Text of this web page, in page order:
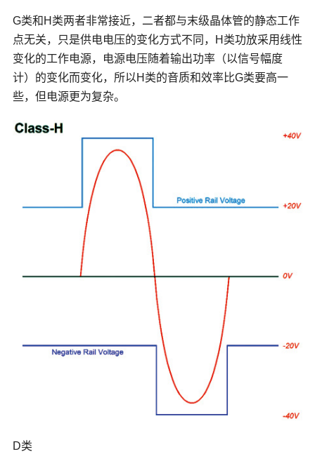
G类和H类两者非常接近，二者都与末级晶体管的静态工作
点无关，只是供电电压的变化方式不同，H类功放采用线性
变化的工作电源，电源电压随着输出功率（以信号幅度
计）的变化而变化，所以H类的音质和效率比G类要高一
些，但电源更为复杂。
D类